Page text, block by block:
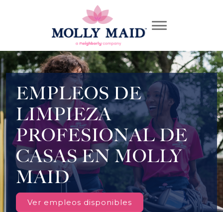
EMPLEOS DE
LIMPIEZA
PROFESIONAL DE
CASAS EN MOLLY
MAID
Ver empleos disponibles